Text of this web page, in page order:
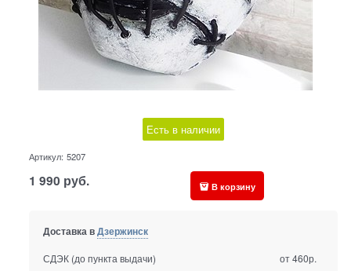
Есть в наличии
Артикул: 5207
1 990 руб. В корзину
Доставка вДзержинск
СДЭК (до пункта выдачи)
от 460р.